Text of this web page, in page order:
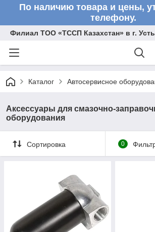
По наличию товара и цены,
телефону.
Филиал ТОО «ТССП Казахстан» в г.
Каталог Автосервисное
Аксессуары для смазочно-
оборудования
Сортировка 0